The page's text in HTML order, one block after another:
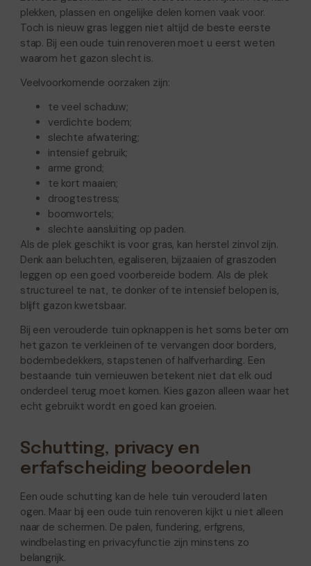
plekken, plassen en ongelijke delen komen vaak voor.
Toch is nieuw gras leggen niet altijd de beste eerste
stap. Bij een oude tuin renoveren moet u eerst weten
waarom het gazon slecht is.
Veelvoorkomende oorzaken zijn:
te veel schaduw;
verdichte bodem;
slechte afwatering;
intensief gebruik;
arme grond;
te kort maaien;
droogtestress;
boomwortels;
slechte aansluiting op paden.
Als de plek geschikt is voor gras, kan herstel zinvol zijn.
Denk aan beluchten, egaliseren, bijzaaien of graszoden
leggen op een goed voorbereide bodem. Als de plek
structureel te nat, te donker of te intensief belopen is,
blijft gazon kwetsbaar.
Bij een verouderde tuin opknappen is het soms beter om
het gazon te verkleinen of te vervangen door borders,
bodembedekkers, stapstenen of halfverharding. Een
bestaande tuin vernieuwen betekent niet dat elk oud
onderdeel terug moet komen. Kies gazon alleen waar het
echt gebruikt wordt en goed kan groeien.
Schutting, privacy en
erfafscheiding beoordelen
Een oude schutting kan de hele tuin verouderd laten
ogen. Maar bij een oude tuin renoveren kijkt u niet alleen
naar de schermen. De palen, fundering, erfgrens,
windbelasting en privacyfunctie zijn minstens zo
belangrijk.